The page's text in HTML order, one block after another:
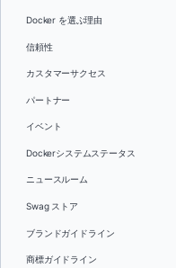
Docker を選ぶ理由
信頼性
カスタマーサクセス
パートナー
イベント
Dockerシステムステータス
ニュースルーム
Swag ストア
ブランドガイドライン
商標ガイドライン